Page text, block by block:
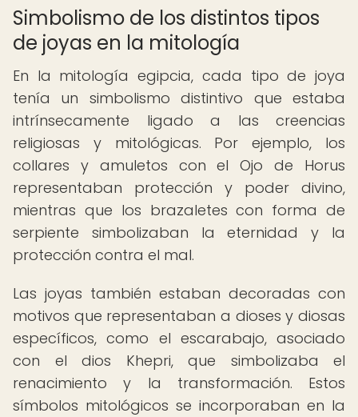
Simbolismo de los distintos tipos
de joyas en la mitología
En la mitología egipcia, cada tipo de joya
tenía un simbolismo distintivo que estaba
intrínsecamente ligado a las creencias
religiosas y mitológicas. Por ejemplo, los
collares y amuletos con el Ojo de Horus
representaban protección y poder divino,
mientras que los brazaletes con forma de
serpiente simbolizaban la eternidad y la
protección contra el mal.
Las joyas también estaban decoradas con
motivos que representaban a dioses y diosas
específicos, como el escarabajo, asociado
con el dios Khepri, que simbolizaba el
renacimiento y la transformación. Estos
símbolos mitológicos se incorporaban en la